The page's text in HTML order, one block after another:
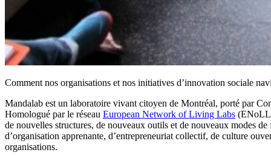
Comment nos organisations et nos initiatives d’innovation sociale
Mandalab est un laboratoire vivant citoyen de Montréal, porté par
Homologué par le réseau European Network of Living Labs
de nouvelles structures, de nouveaux outils et de nouveaux modes
d’organisation apprenante, d’entrepreneuriat collectif, de culture
organisations.